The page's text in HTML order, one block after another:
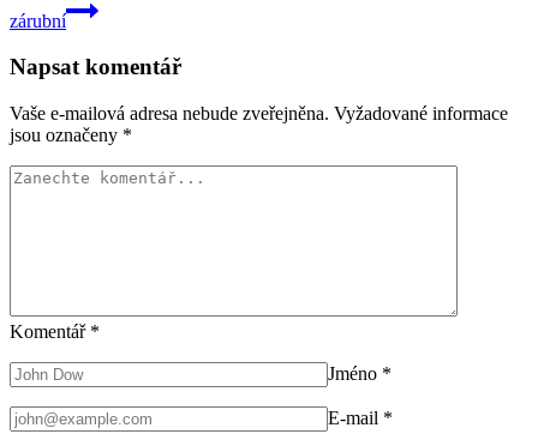
zárubní
Napsat komentář
Vaše e-mailová adresa nebude zveřejněna. Vyžadované informace
jsou označeny *
Komentář *
Jméno *
E-mail *